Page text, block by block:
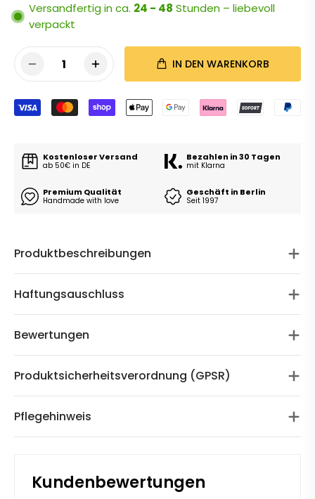
Versandfertig in ca. 24 - 48 Stunden – liebevoll
verpackt
1 IN DEN WARENKORB
Kostenloser Versand
ab 50€ in DE
Bezahlen in 30 Tagen
mit Klarna
Premium Qualität
Handmade with love
Geschäft in Berlin
Seit 1997
Produktbeschreibungen
Haftungsauschluss
Bewertungen
Produktsicherheitsverordnung (GPSR)
Pflegehinweis
Kundenbewertungen